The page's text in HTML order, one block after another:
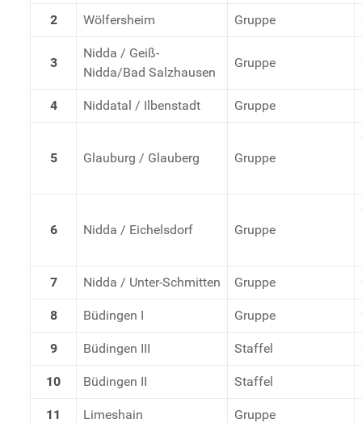
2 Wölfersheim Gruppe
3
Nidda / Geiß-
Nidda/Bad Salzhausen
Gruppe
4 Niddatal / Ilbenstadt Gruppe
5 Glauburg / Glauberg Gruppe
6 Nidda / Eichelsdorf Gruppe
7 Nidda / Unter-Schmitten Gruppe
8 Büdingen I Gruppe
9 Büdingen III Staffel
10 Büdingen II Staffel
11 Limeshain Gruppe